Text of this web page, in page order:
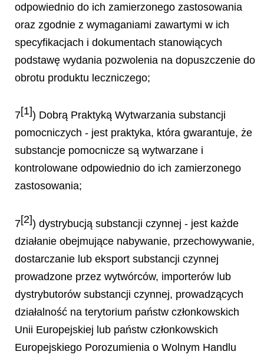
odpowiednio do ich zamierzonego zastosowania
oraz zgodnie z wymaganiami zawartymi w ich
specyfikacjach i dokumentach stanowiących
podstawę wydania pozwolenia na dopuszczenie do
obrotu produktu leczniczego;
7[1]) Dobrą Praktyką Wytwarzania substancji
pomocniczych - jest praktyka, która gwarantuje, że
substancje pomocnicze są wytwarzane i
kontrolowane odpowiednio do ich zamierzonego
zastosowania;
7[2]) dystrybucją substancji czynnej - jest każde
działanie obejmujące nabywanie, przechowywanie,
dostarczanie lub eksport substancji czynnej
prowadzone przez wytwórców, importerów lub
dystrybutorów substancji czynnej, prowadzących
działalność na terytorium państw członkowskich
Unii Europejskiej lub państw członkowskich
Europejskiego Porozumienia o Wolnym Handlu